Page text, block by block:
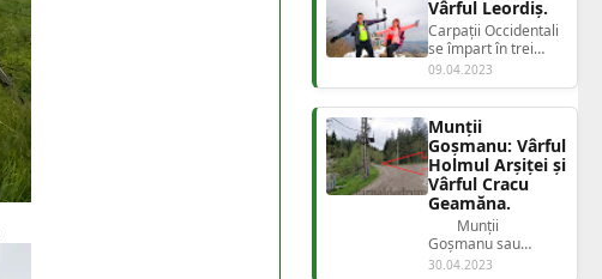
Vârful Leordiș.
Carpații Occidentali
se împart în trei
grupe: Grupa
nordică, alcătuită
din Munții Apu...
09.04.2023
Munții
Goșmanu: Vârful
Holmul Arșiței și
Vârful Cracu
Geamăna.
Munții
Goșmanu sau
Culmea Goșmanu -
30.04.2023